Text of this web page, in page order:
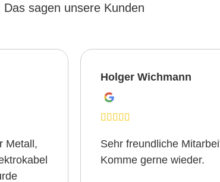
Das sagen unsere Kunden
Metall,
Holger Wichmann
Sehr freundliche
Komme gerne wieder.